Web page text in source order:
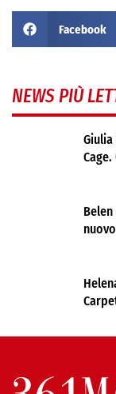
Facebook
NEWS PIÙ